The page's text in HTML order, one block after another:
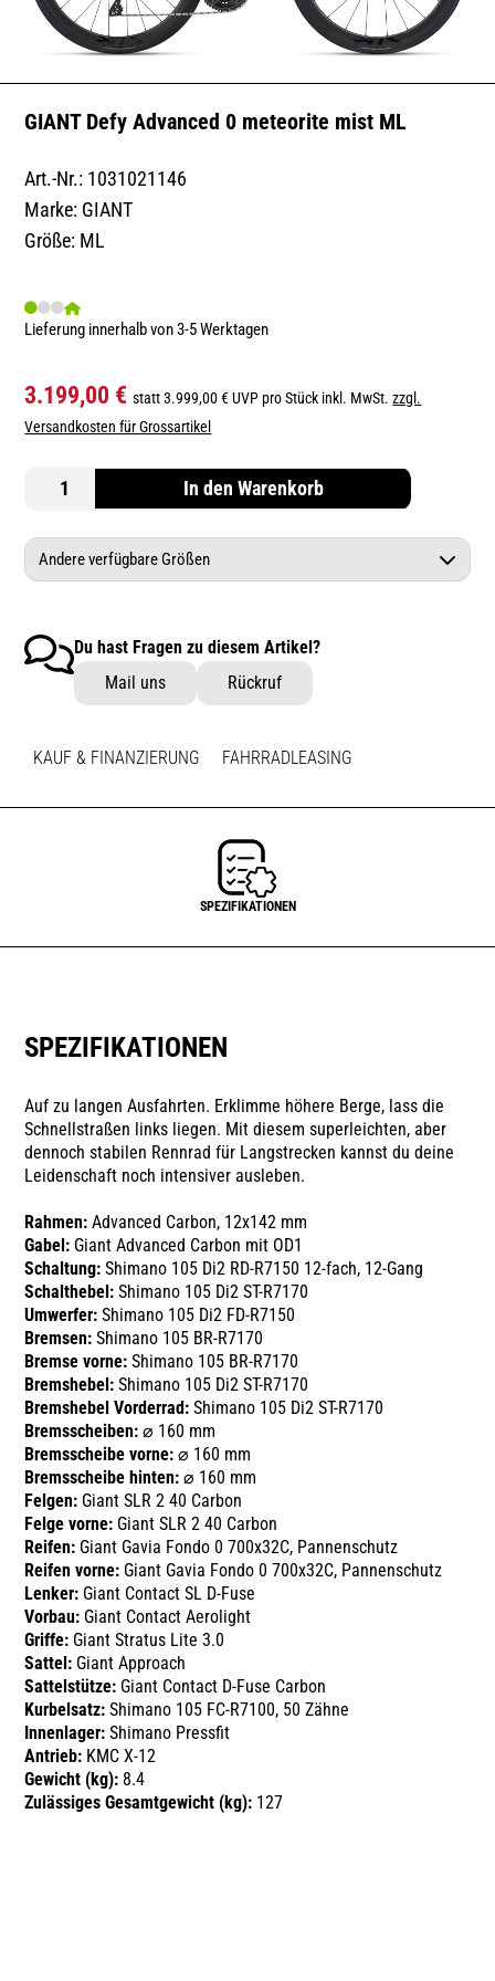
GIANT Defy Advanced 0 meteorite mist ML
Art.-Nr.: 1031021146
Marke: GIANT
Größe: ML
Lieferung innerhalb von 3-5 Werktagen
3.199,00 €statt 3.999,00 € UVP pro Stück inkl. MwSt.zzgl.
Versandkosten für Grossartikel
In den Warenkorb
Andere verfügbare Größen
GIANT Defy Advanced 0 meteorite mist M
GIANT Defy Advanced 0 meteorite mist XL
Du hast Fragen zu diesem Artikel?
Mail uns
Rückruf
KAUF & FINANZIERUNG FAHRRADLEASING
SPEZIFIKATIONEN
SPEZIFIKATIONEN
Auf zu langen Ausfahrten. Erklimme höhere Berge, lass die
Schnellstraßen links liegen. Mit diesem superleichten, aber
dennoch stabilen Rennrad für Langstrecken kannst du deine
Leidenschaft noch intensiver ausleben.
Rahmen: Advanced Carbon, 12x142 mm
Gabel: Giant Advanced Carbon mit OD1
Schaltung: Shimano 105 Di2 RD-R7150 12-fach, 12-Gang
Schalthebel: Shimano 105 Di2 ST-R7170
Umwerfer: Shimano 105 Di2 FD-R7150
Bremsen: Shimano 105 BR-R7170
Bremse vorne: Shimano 105 BR-R7170
Bremshebel: Shimano 105 Di2 ST-R7170
Bremshebel Vorderrad: Shimano 105 Di2 ST-R7170
Bremsscheiben: ⌀ 160 mm
Bremsscheibe vorne: ⌀ 160 mm
Bremsscheibe hinten: ⌀ 160 mm
Felgen: Giant SLR 2 40 Carbon
Felge vorne: Giant SLR 2 40 Carbon
Reifen: Giant Gavia Fondo 0 700x32C, Pannenschutz
Reifen vorne: Giant Gavia Fondo 0 700x32C, Pannenschutz
Lenker: Giant Contact SL D-Fuse
Vorbau: Giant Contact Aerolight
Griffe: Giant Stratus Lite 3.0
Sattel: Giant Approach
Sattelstütze: Giant Contact D-Fuse Carbon
Kurbelsatz: Shimano 105 FC-R7100, 50 Zähne
Innenlager: Shimano Pressfit
Antrieb: KMC X-12
Gewicht (kg): 8.4
Zulässiges Gesamtgewicht (kg): 127